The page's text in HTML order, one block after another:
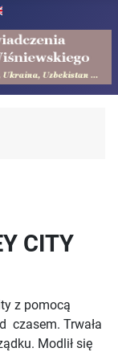
CITY
z pomocą
czasem. Trwała
Modlił się